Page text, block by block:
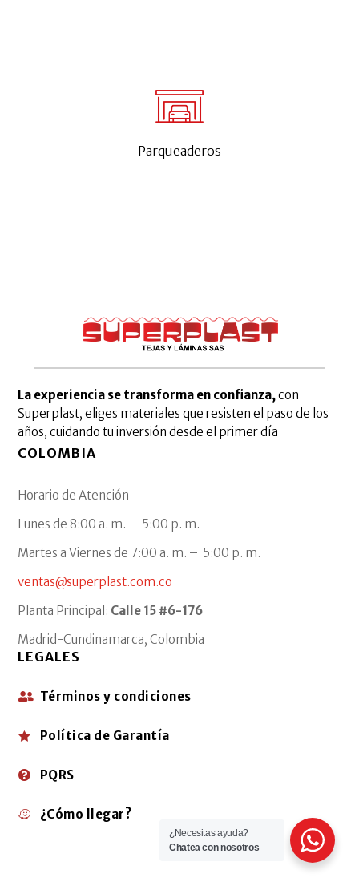
Parqueaderos
La experiencia se transforma en confianza,con
Superplast, eliges materiales que resisten el paso de los
años, cuidando tu inversión desde el primer día
COLOMBIA
Horario de Atención
Lunes de 8:00 a. m. – 5:00 p. m.
Martes a Viernes de 7:00 a. m. – 5:00 p. m.
ventas@superplast.com.co
Planta Principal: Calle 15 #6-176
Madrid-Cundinamarca, Colombia
LEGALES
 Términos y condiciones
 Política de Garantía
 PQRS
 ¿Cómo llegar?
¿Necesitas ayuda?
Chatea con nosotros